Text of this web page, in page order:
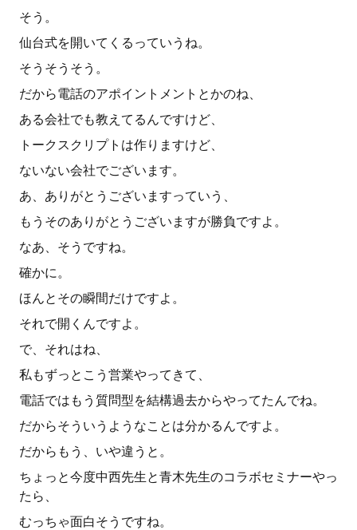
そう。
仙台式を開いてくるっていうね。
そうそうそう。
だから電話のアポイントメントとかのね、
ある会社でも教えてるんですけど、
トークスクリプトは作りますけど、
ないない会社でございます。
あ、ありがとうございますっていう、
もうそのありがとうございますが勝負ですよ。
なあ、そうですね。
確かに。
ほんとその瞬間だけですよ。
それで開くんですよ。
で、それはね、
私もずっとこう営業やってきて、
電話ではもう質問型を結構過去からやってたんでね。
だからそういうようなことは分かるんですよ。
だからもう、いや違うと。
ちょっと今度中西先生と青木先生のコラボセミナーやっ
たら、
むっちゃ面白そうですね。